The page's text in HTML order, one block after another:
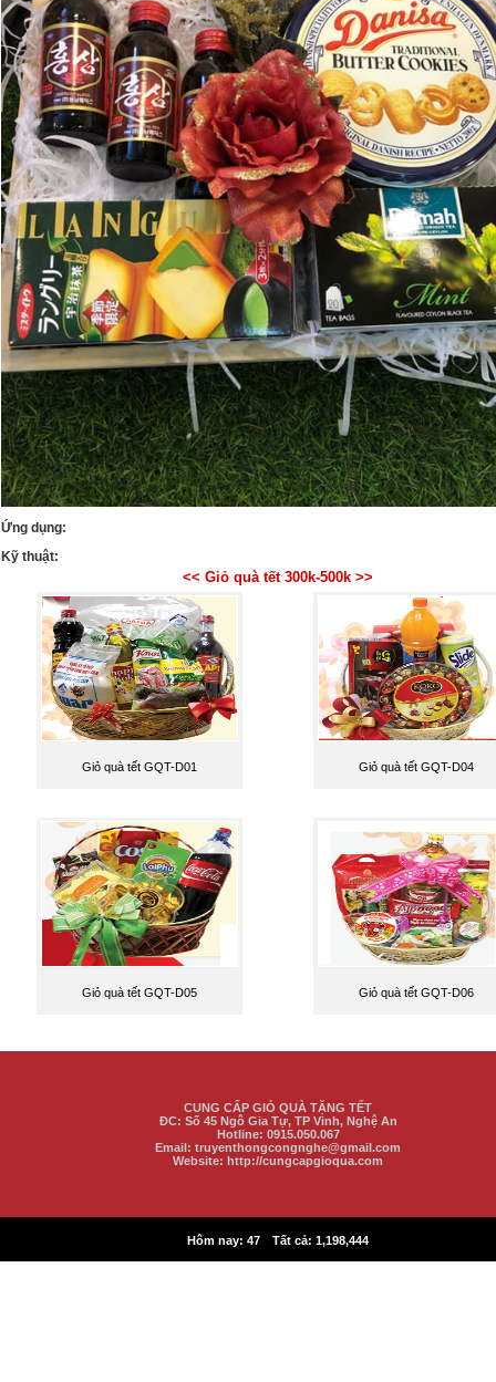
Ứng dụng:
Kỹ thuật:
<< Giỏ quà tết 300k-500k >>
Giỏ quà tết GQT-D01 Giỏ quà tết GQT-D04
Giỏ quà tết GQT-D05 Giỏ quà tết GQT-D06
CUNG CẤP GIỎ QUÀ TẶNG TẾT
ĐC: Số 45 Ngô Gia Tự, TP Vinh, Nghệ An
Hotline: 0915.050.067
Email: truyenthongcongnghe@gmail.com
Website: http://cungcapgioqua.com
Hôm nay: 47 Tất cả: 1,198,444